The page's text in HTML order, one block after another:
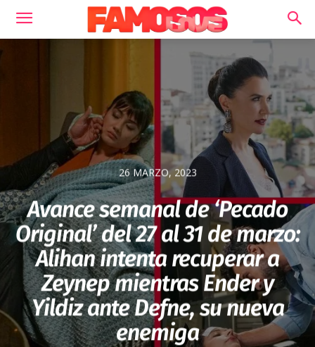
26 MARZO, 2023
Avance semanal de ‘Pecado
Original’ del 27 al 31 de marzo:
Alihan intenta recuperar a
Zeynep mientras Ender y
Yildiz ante Defne, su nueva
enemiga